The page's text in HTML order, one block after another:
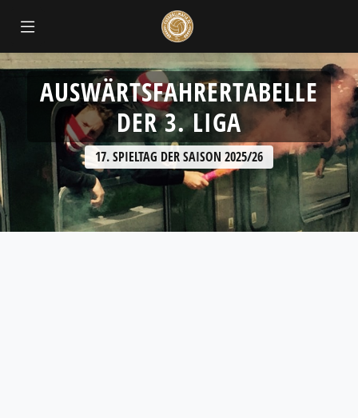
AUSWÄRTSFAHRERTABELLE
DER 3. LIGA
17. SPIELTAG DER SAISON 2025/26